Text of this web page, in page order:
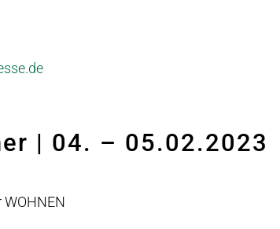
| 04. – 05.02.2023
WOHNEN